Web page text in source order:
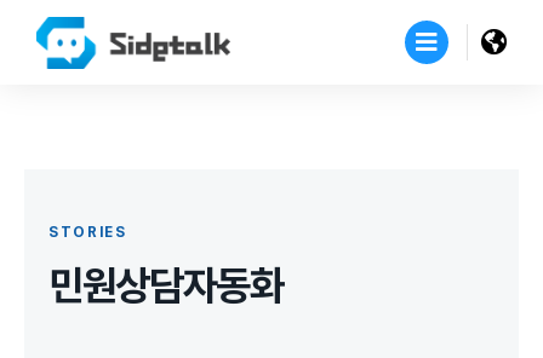
STORIES
민원상담자동화